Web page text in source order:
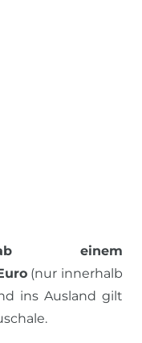
ab einem
(nur innerhalb
ins Ausland gilt